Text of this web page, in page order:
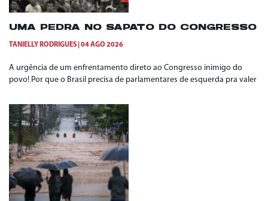
UMA PEDRA NO SAPATO DO CONGRESSO
TANIELLY RODRIGUES 04 AGO 2026
A urgência de um enfrentamento direto ao Congresso inimigo do
povo! Por que o Brasil precisa de parlamentares de esquerda pra valer